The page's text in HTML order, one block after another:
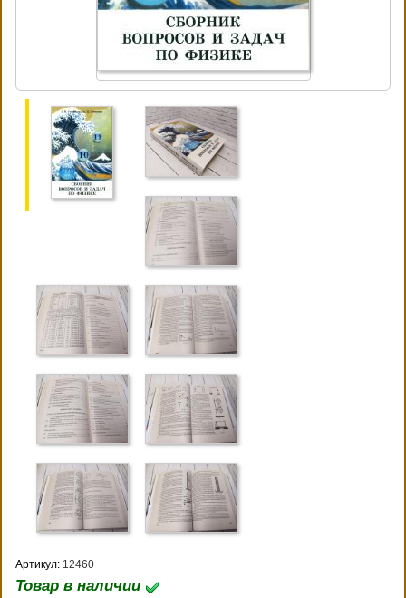
Артикул: 12460
Товар в наличии